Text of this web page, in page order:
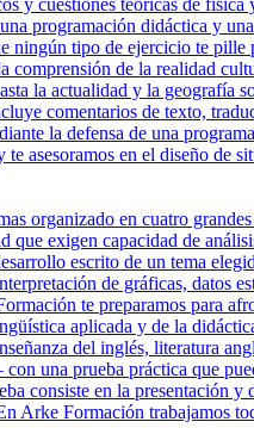
y cuestiones teóricas de
programación didáctica y
ningún tipo de ejercicio te pille
comprensión de la realidad
la actualidad y la geografía
comentarios de texto,
la defensa de una
asesoramos en el diseño de
organizado en cuatro
exigen capacidad de
escrito de un tema
de gráficas, datos
te preparamos para
aplicada y de la
del inglés, literatura
una prueba práctica que
consiste en la presentación
Formación trabajamos